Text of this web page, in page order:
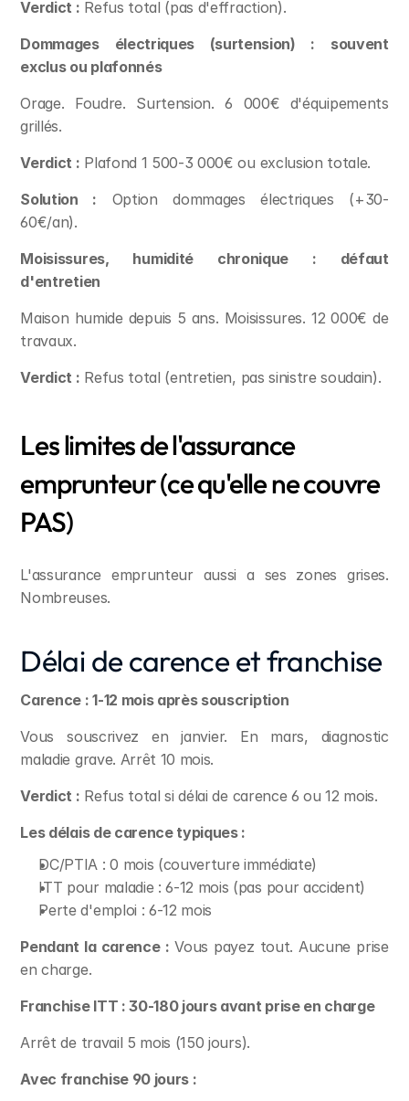
Verdict : Refus total (pas d'effraction).
Dommages électriques (surtension) : souvent
exclus ou plafonnés
Orage. Foudre. Surtension. 6 000€ d'équipements
grillés.
Verdict : Plafond 1 500-3 000€ ou exclusion totale.
Solution : Option dommages électriques (+30-
60€/an).
Moisissures, humidité chronique : défaut
d'entretien
Maison humide depuis 5 ans. Moisissures. 12 000€ de
travaux.
Verdict : Refus total (entretien, pas sinistre soudain).
Les limites de l'assurance
emprunteur (ce qu'elle ne couvre
PAS)
L'assurance emprunteur aussi a ses zones grises.
Nombreuses.
Délai de carence et franchise
Carence : 1-12 mois après souscription
Vous souscrivez en janvier. En mars, diagnostic
maladie grave. Arrêt 10 mois.
Verdict : Refus total si délai de carence 6 ou 12 mois.
Les délais de carence typiques :
DC/PTIA : 0 mois (couverture immédiate)
ITT pour maladie : 6-12 mois (pas pour accident)
Perte d'emploi : 6-12 mois
Pendant la carence : Vous payez tout. Aucune prise
en charge.
Franchise ITT : 30-180 jours avant prise en charge
Arrêt de travail 5 mois (150 jours).
Avec franchise 90 jours :